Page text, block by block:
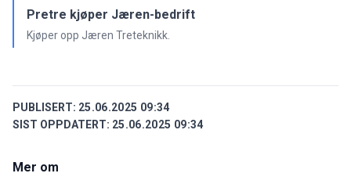
Pretre kjøper Jæren-bedrift
Kjøper opp Jæren Treteknikk.
PUBLISERT: 25.06.2025 09:34
SIST OPPDATERT: 25.06.2025 09:34
Mer om